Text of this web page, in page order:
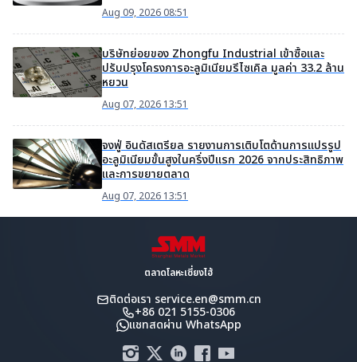
Aug 09, 2026 08:51
บริษัทย่อยของ Zhongfu Industrial เข้าซื้อและ
ปรับปรุงโครงการอะลูมิเนียมรีไซเคิล มูลค่า 33.2 ล้าน
หยวน
Aug 07, 2026 13:51
จงฟู่ อินดัสเตรียล รายงานการเติบโตด้านการแปรรูป
อะลูมิเนียมขั้นสูงในครึ่งปีแรก 2026 จากประสิทธิภาพ
และการขยายตลาด
Aug 07, 2026 13:51
ตลาดโลหะเซี่ยงไฮ้
ติดต่อเรา service.en@smm.cn
+86 021 5155-0306
แชทสดผ่าน WhatsApp